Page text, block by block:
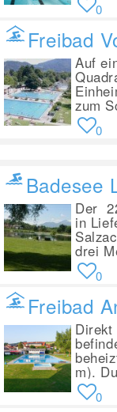
0
Freibad
Auf
zum
0
Badesee
Der
in
drei
0
Freibad
m).
0